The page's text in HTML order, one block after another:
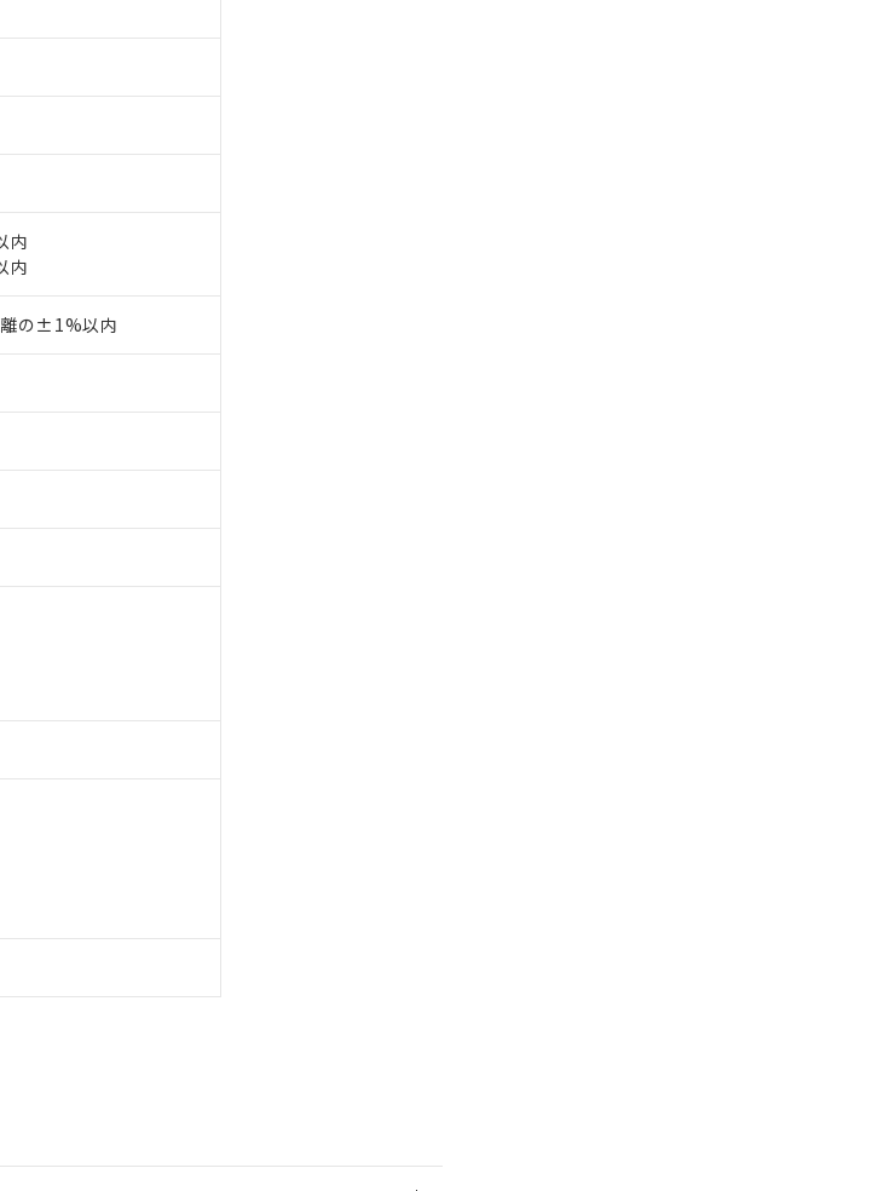
内
内
離の±1%以内
「
）をご利用いただくには、I-Webメンバーズにご登録され
された部品リストについて、当社および当社の共同利用者
との取引・商談に必要な範囲で利用することをご了承くだ
対応では、対応完了までの期間は出荷製品に未対応品が
りました。
ることから、特段のことがない限り、2022年1月12日よ
下であることを示します。
わせください。
お客様のお取引先、またはお客様担当のオムロン制御
さい)
公開していない機種